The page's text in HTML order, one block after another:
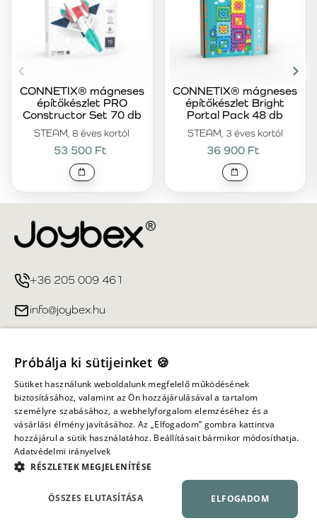
STEAM, 8 éves kortól
CONNETIX® mágneses
építőkészlet PRO
Constructor Set 70 db
53 500 Ft
STEAM, 3 éves kortól
CONNETIX® mágneses
építőkészlet Bright
Portal Pack 48 db
36 900 Ft
+36 205 009 461
info@joybex.hu
Fiókom
Információ
Minden jog fenntartva ©
Próbálja ki sütijeinket 🍪
Sütiket használunk weboldalunk megfelelő működésének
biztosításához, valamint az Ön hozzájárulásával a tartalom
személyre szabásához, a webhelyforgalom elemzéséhez és a
vásárlási élmény javításához. Az „Elfogadom” gombra kattintva
hozzájárul a sütik használatához. Beállításait bármikor módosíthatja.
Adatvédelmi irányelvek
RÉSZLETEK MEGJELENÍTÉSE
ELFOGADOM
ÖSSZES ELUTASÍTÁSA